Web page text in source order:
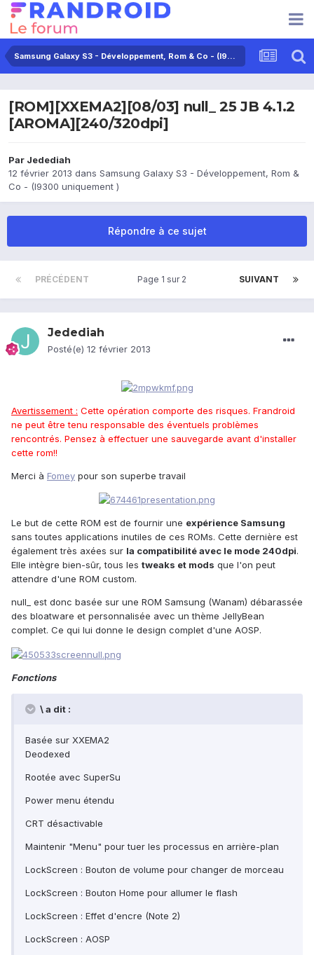
Samsung Galaxy S3 - Développement, Rom & Co - (I9300 uniquement )
[ROM][XXEMA2][08/03] null_ 25 JB 4.1.2
[AROMA][240/320dpi]
Par Jedediah
12 février 2013 dans Samsung Galaxy S3 - Développement, Rom &
Co - (I9300 uniquement )
Répondre à ce sujet
PRÉCÉDENT SUIVANT
Page 1 sur 2
Jedediah
Posté(e) 12 février 2013
Avertissement : Cette opération comporte des risques. Frandroid
ne peut être tenu responsable des éventuels problèmes
rencontrés. Pensez à effectuer une sauvegarde avant d'installer
cette rom!!
Merci à Fomey pour son superbe travail
Le but de cette ROM est de fournir une expérience Samsung
sans toutes applications inutiles de ces ROMs. Cette dernière est
également très axées sur la compatibilité avec le mode 240dpi.
Elle intègre bien-sûr, tous les tweaks et mods que l'on peut
attendre d'une ROM custom.
null_ est donc basée sur une ROM Samsung (Wanam) débarassée
des bloatware et personnalisée avec un thème JellyBean
complet. Ce qui lui donne le design complet d'une AOSP.
Fonctions
\ a dit :
Basée sur XXEMA2
Deodexed
Rootée avec SuperSu
Power menu étendu
CRT désactivable
Maintenir "Menu" pour tuer les processus en arrière-plan
LockScreen : Bouton de volume pour changer de morceau
LockScreen : Bouton Home pour allumer le flash
LockScreen : Effet d'encre (Note 2)
LockScreen : AOSP